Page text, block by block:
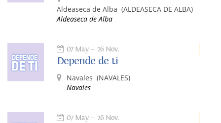
Aldeaseca de Alba (ALDEASECA DE ALBA)
Aldeaseca de Alba
07 May. 26 Nov.
Depende de ti
Navales (NAVALES)
Navales
07 May. 26 Nov.